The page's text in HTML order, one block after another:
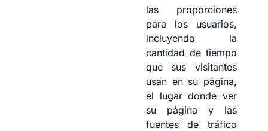
las proporciones
para los usuarios,
incluyendo la
cantidad de tiempo
que sus visitantes
usan en su página,
el lugar donde ver
su página y las
fuentes de tráfico